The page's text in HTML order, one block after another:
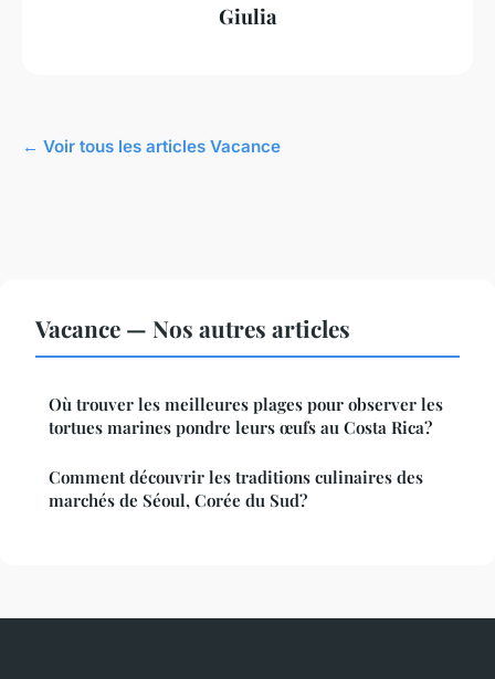
Giulia
← Voir tous les articles Vacance
Vacance — Nos autres articles
Où trouver les meilleures plages pour observer les
tortues marines pondre leurs œufs au Costa Rica?
Comment découvrir les traditions culinaires des
marchés de Séoul, Corée du Sud?